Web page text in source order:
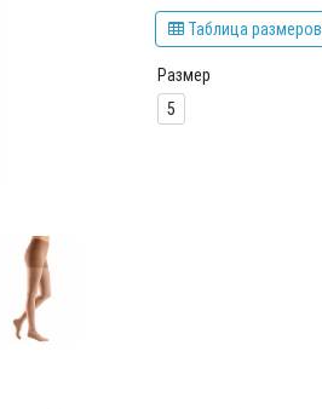
Таблица размеров
Размер
5